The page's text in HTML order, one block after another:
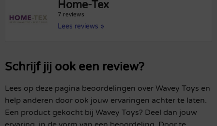
Home-Tex
7 reviews
Lees reviews »
Schrijf jij ook een review?
Lees op deze pagina beoordelingen over Wavey Toys en
help anderen door ook jouw ervaringen achter te laten.
Een product gekocht bij Wavey Toys? Deel dan jouw